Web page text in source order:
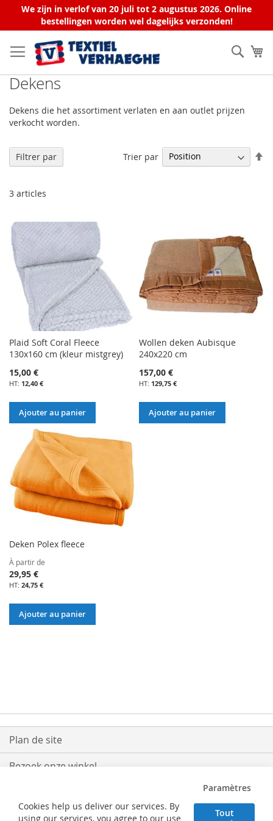
We zijn in verlof van 20 juli tot 2 augustus 2026. Online
bestellingen worden wel dagelijks verzonden!
au
contenu
Dekens
Dekens die het assortiment verlaten en aan outlet prijzen
verkocht worden.
Filtrer par
3 articles
Trier par
Plaid Soft Coral Fleece
130x160 cm (kleur mistgrey)
15,00 €
12,40 €
Ajouter au panier
Wollen deken Aubisque
240x220 cm
157,00 €
129,75 €
Ajouter au panier
Deken Polex fleece
À partir de
29,95 €
24,75 €
Ajouter au panier
Plan de site
Bezoek onze winkel
Cookies help us deliver our services. By
using our services, you agree to our use
Paramètres
Tout